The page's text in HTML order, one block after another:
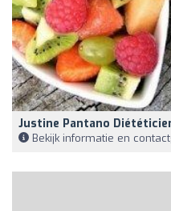
Justine Pantano
Bekijk informatie en